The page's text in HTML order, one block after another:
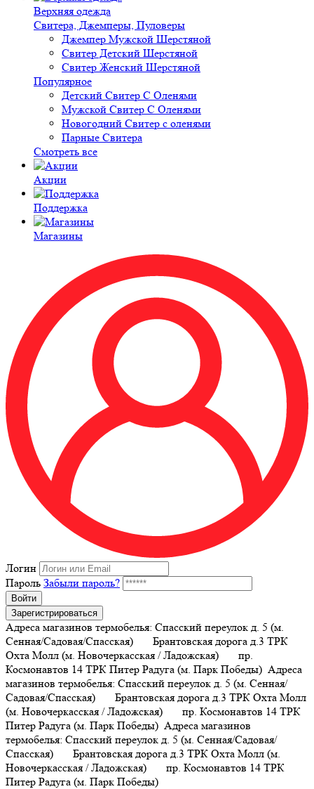
Верхняя одежда
Свитера, Джемперы, Пуловеры
Джемпер Мужской Шерстяной
Свитер Детский Шерстяной
Свитер Женский Шерстяной
Популярное
Детский Свитер С Оленями
Мужской Свитер С Оленями
Новогодний Свитер с оленями
Парные Свитера
Смотреть все
Акции
Поддержка
Магазины
Логин
Пароль Забыли пароль?
Войти
Зарегистрироваться
Адреса магазинов термобелья: Спасский переулок д. 5 (м.
Сенная/Садовая/Спасская) Брантовская дорога д.3 ТРК
Охта Молл (м. Новочеркасская / Ладожская) пр.
Космонавтов 14 ТРК Питер Радуга (м. Парк Победы) Адреса
магазинов термобелья: Спасский переулок д. 5 (м. Сенная/
Садовая/Спасская) Брантовская дорога д.3 ТРК Охта Молл
(м. Новочеркасская / Ладожская) пр. Космонавтов 14 ТРК
Питер Радуга (м. Парк Победы) Адреса магазинов
термобелья: Спасский переулок д. 5 (м. Сенная/Садовая/
Спасская) Брантовская дорога д.3 ТРК Охта Молл (м.
Новочеркасская / Ладожская) пр. Космонавтов 14 ТРК
Питер Радуга (м. Парк Победы)